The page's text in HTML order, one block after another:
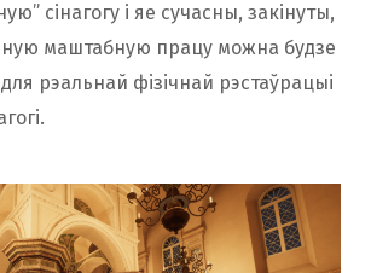
сінагогу і яе сучасны, закінуты,
маштабную працу можна будзе
рэальнай фізічнай рэстаўрацыі